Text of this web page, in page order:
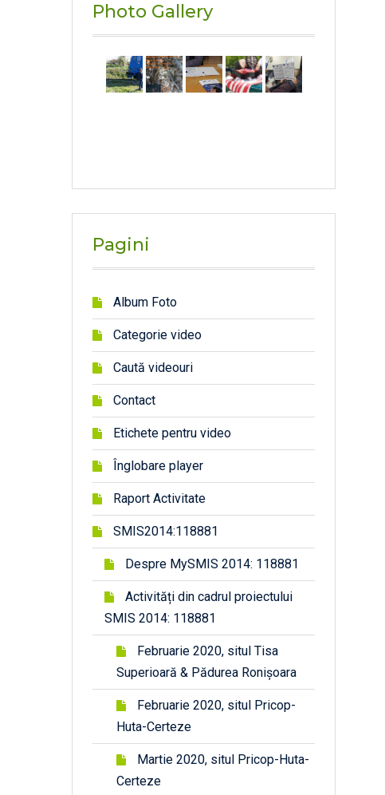
Photo Gallery
Pagini
Album Foto
Categorie video
Caută videouri
Contact
Etichete pentru video
Înglobare player
Raport Activitate
SMIS2014:118881
Despre MySMIS 2014: 118881
Activități din cadrul proiectului
SMIS 2014: 118881
Februarie 2020, situl Tisa
Superioară & Pădurea Ronișoara
Februarie 2020, situl Pricop-
Huta-Certeze
Martie 2020, situl Pricop-Huta-
Certeze